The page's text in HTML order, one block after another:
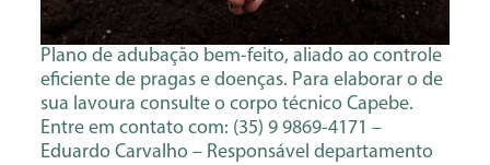
Plano de adubação bem-feito, aliado ao controle
eficiente de pragas e doenças. Para elaborar o de
sua lavoura consulte o corpo técnico Capebe.
Entre em contato com: (35) 9 9869-4171 –
Eduardo Carvalho – Responsável departamento